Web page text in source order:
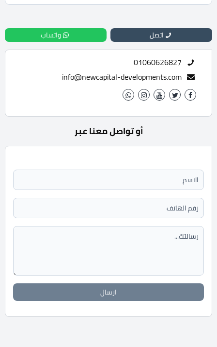
للحجز والاستفسار تواصل معنا الان : 01060626827
اتصل واتساب
01060626827
info@newcapital-developments.com
أو تواصل معنا عبر
ارسال